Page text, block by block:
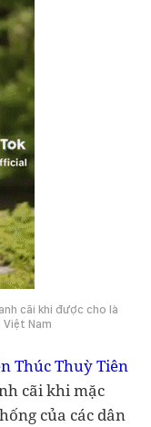
cãi khi được cho là
Nam
Thúc Thuỳ Tiên
cãi khi mặc
của các dân